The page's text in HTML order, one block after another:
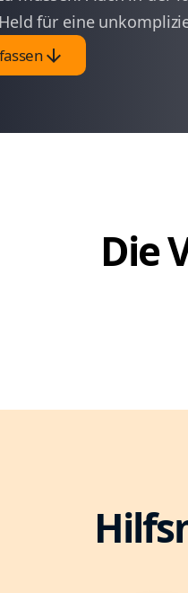
für eine
arrow_downward
Die